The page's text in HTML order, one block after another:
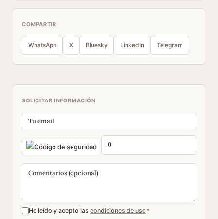
COMPARTIR
WhatsApp X Bluesky LinkedIn Telegram
SOLICITAR INFORMACIÓN
He leído y acepto las condiciones de uso *